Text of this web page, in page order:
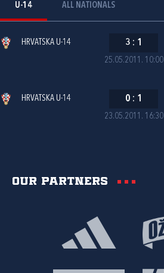
U-14 ALL NATIONALS
25.05.2011. 10:00
HRVATSKA U-14 3 : 1
23.05.2011. 16:30
HRVATSKA U-14 0 : 1
Our partners